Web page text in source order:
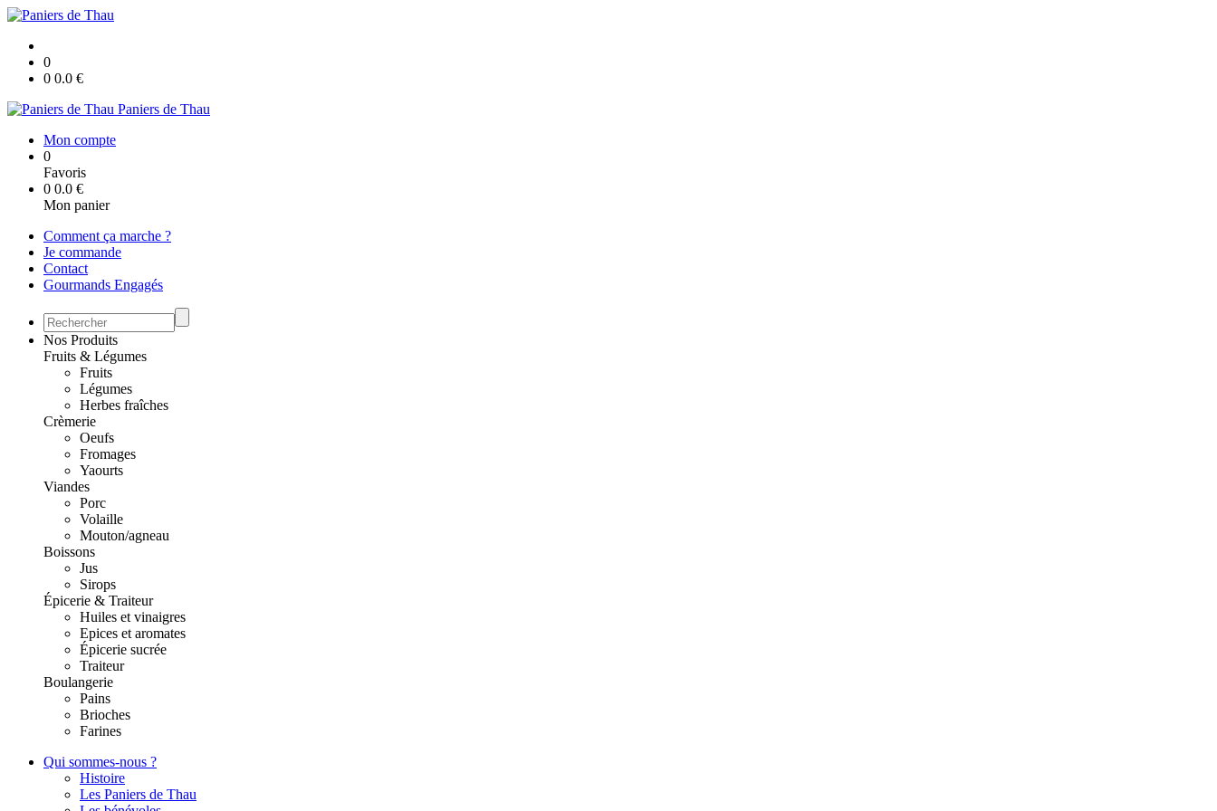
0
0 0.0 €
Paniers de Thau
Mon compte
0
Favoris
0 0.0 €
Mon panier
Comment ça marche ?
Je commande
Contact
Gourmands Engagés
Nos Produits
Fruits & Légumes
Fruits
Légumes
Herbes fraîches
Crèmerie
Oeufs
Fromages
Yaourts
Viandes
Porc
Volaille
Mouton/agneau
Boissons
Jus
Sirops
Épicerie & Traiteur
Huiles et vinaigres
Epices et aromates
Épicerie sucrée
Traiteur
Boulangerie
Pains
Brioches
Farines
Qui sommes-nous ?
Histoire
Les Paniers de Thau